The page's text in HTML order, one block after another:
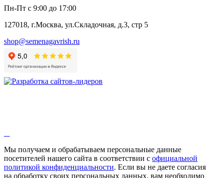
Бессмертник
Валериана
Валерианелла
Гибискус лекарственный
Девясил
Душица
Змееголовник
Мыльнянка
Мята
Овсяный корень
Пн-Пт с 9:00 до 17:00
127018, г.Москва, ул.Складочная, д.3, стр 5
shop@semenagavrish.ru
Мы получаем и обрабатываем персональные данные
посетителей нашего сайта в соответствии с официальной
политикой конфиденциальности. Если вы не даете согласия
на обработку своих персональных данных, вам необходимо